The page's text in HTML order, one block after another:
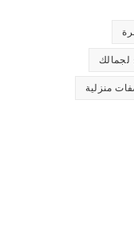
لجمالك
منزلية